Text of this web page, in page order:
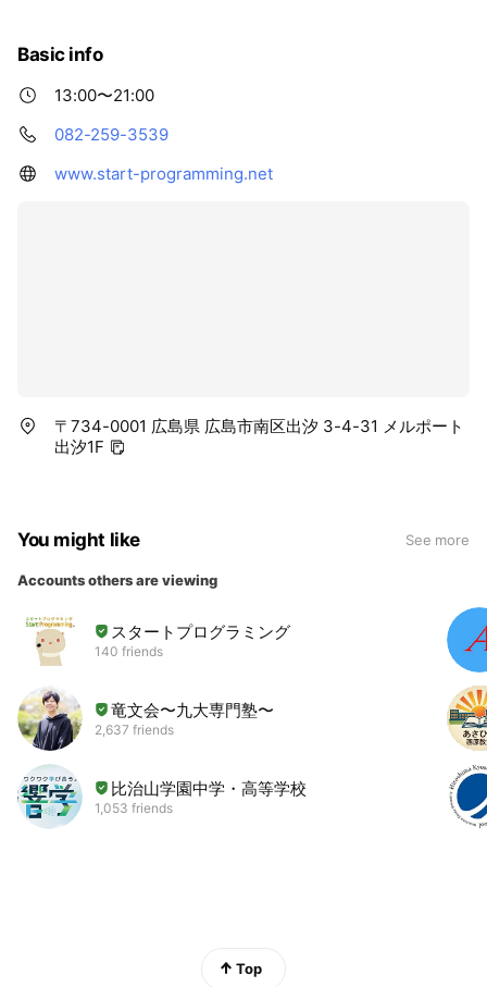
Basic info
13:00〜21:00
082-259-3539
www.start-programming.net
〒734-0001 広島県 広島市南区出汐 3-4-31 メルポート
出汐1F
You might like See more
Accounts others are viewing
スタートプログラミング
140 friends
竜文会〜九大専門塾〜
2,637 friends
比治山学園中学・高等学校
1,053 friends
Top